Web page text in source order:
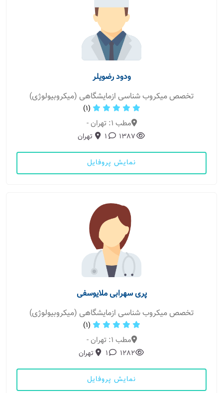
ودود رضویلر
تخصص میکروب شناسی ازمایشگاهی (میکروبیولوژی)
(1)
مطب 1: تهران -
1387
1 تهران
نمایش پروفایل
پری سهرابی ملایوسفی
تخصص میکروب شناسی ازمایشگاهی (میکروبیولوژی)
(1)
مطب 1: تهران -
1282
1 تهران
نمایش پروفایل